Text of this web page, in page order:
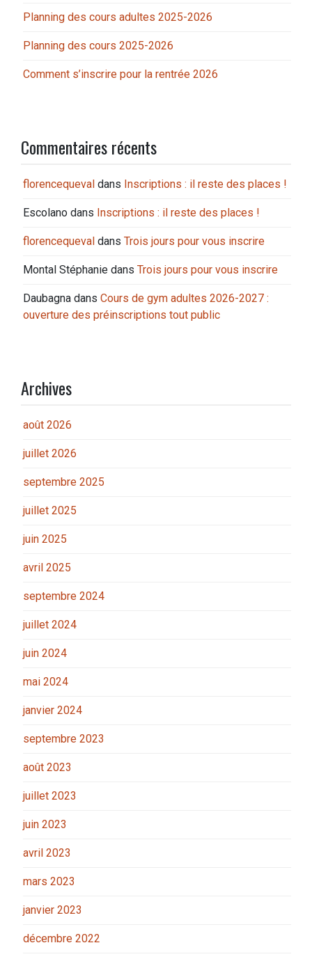
Planning des cours adultes 2025-2026
Planning des cours 2025-2026
Comment s’inscrire pour la rentrée 2026
Commentaires récents
florencequeval dans Inscriptions : il reste des places !
Escolano dans Inscriptions : il reste des places !
florencequeval dans Trois jours pour vous inscrire
Montal Stéphanie dans Trois jours pour vous inscrire
Daubagna dans Cours de gym adultes 2026-2027 :
ouverture des préinscriptions tout public
Archives
août 2026
juillet 2026
septembre 2025
juillet 2025
juin 2025
avril 2025
septembre 2024
juillet 2024
juin 2024
mai 2024
janvier 2024
septembre 2023
août 2023
juillet 2023
juin 2023
avril 2023
mars 2023
janvier 2023
décembre 2022